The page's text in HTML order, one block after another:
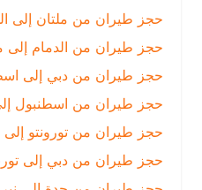
حجز طيران من ملتان إلى الدمام
حجز طيران من الدمام إلى ملتان
حجز طيران من دبي إلى اسطنبول
حجز طيران من اسطنبول إلى دبي
حجز طيران من تورونتو إلى دبي |
حجز طيران من دبي إلى تورنتو |